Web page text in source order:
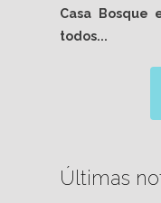
Casa Bosque
todos...
Últimas